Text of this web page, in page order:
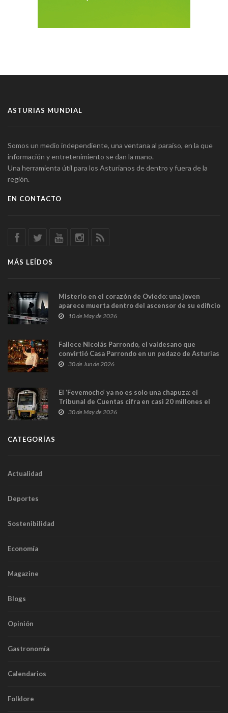
ASTURIAS MUNDIAL
Somos un medio independiente, una ventana al paraíso, en la que
información y entretenimiento se dan la mano.
Una herramienta útil para los Asturianos de dentro y fuera de la
región.
EN CONTACTO
MÁS LEÍDOS
Misterio en el corazón de Oviedo: una joven
aparece muerta dentro del ascensor de su edificio
y las cámaras captan sus últimos minutos
10 de May de 2026
Fallece Nicolás Parrondo, el valdesano que
convirtió Casa Parrondo en un pedazo de Asturias
en Madrid
30 de Jun de 2026
El ‘Fevemocho’ ya no es solo una chapuza: el
Tribunal de Cuentas cifra en casi 20 millones el
sobrecoste de los trenes que no cabían por los
30 de May de 2026
CATEGORÍAS
Actualidad
Deportes
Sostenibilidad
Economía
Magazine
Blogs
Opinión
Gastronomía
Calendarios
Folklore